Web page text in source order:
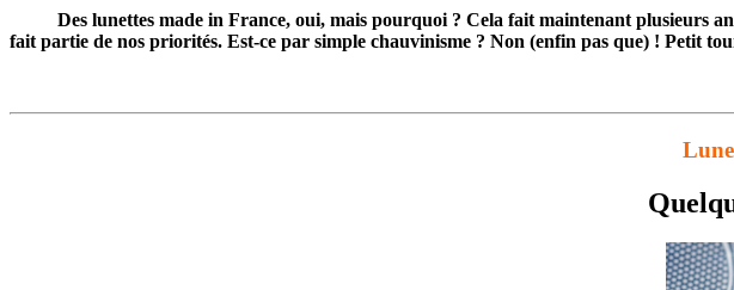
Des lunettes made in France, oui, mais pourquoi ? Cela fait maintenant plusieurs
fait partie de nos priorités. Est-ce par simple chauvinisme ? Non (enfin pas que) ! Petit